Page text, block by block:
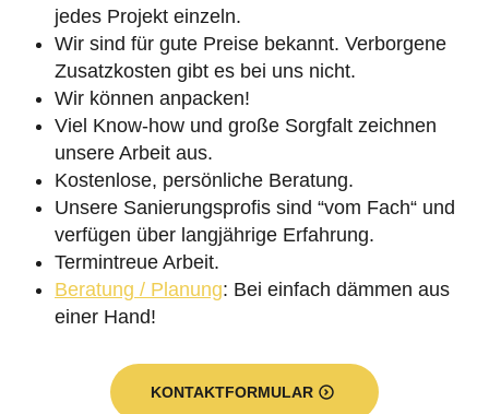
jedes Projekt einzeln.
Wir sind für gute Preise bekannt. Verborgene
Zusatzkosten gibt es bei uns nicht.
Wir können anpacken!
Viel Know-how und große Sorgfalt zeichnen
unsere Arbeit aus.
Kostenlose, persönliche Beratung.
Unsere Sanierungsprofis sind “vom Fach“ und
verfügen über langjährige Erfahrung.
Termintreue Arbeit.
Beratung / Planung: Bei einfach dämmen aus
einer Hand!
KONTAKTFORMULAR